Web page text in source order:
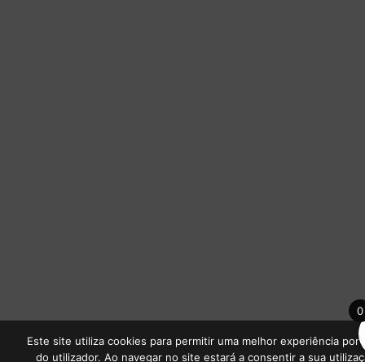
0
Este site utiliza cookies para permitir uma melhor experiência por
do utilizador. Ao navegar no site estará a consentir a sua